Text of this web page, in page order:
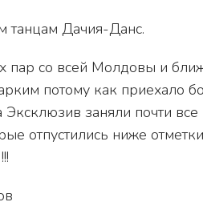
танцам Дачия-Данс.
пар со всей Молдовы и
потому как приехало
заняли почти
отпустились ниже